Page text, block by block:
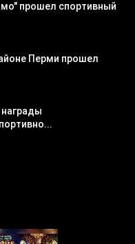
прошел спортивный
Перми прошел
награды